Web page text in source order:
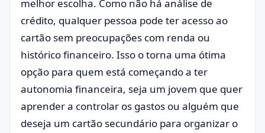
melhor escolha. Como não há análise de
crédito, qualquer pessoa pode ter acesso ao
cartão sem preocupações com renda ou
histórico financeiro. Isso o torna uma ótima
opção para quem está começando a ter
autonomia financeira, seja um jovem que quer
aprender a controlar os gastos ou alguém que
deseja um cartão secundário para organizar o